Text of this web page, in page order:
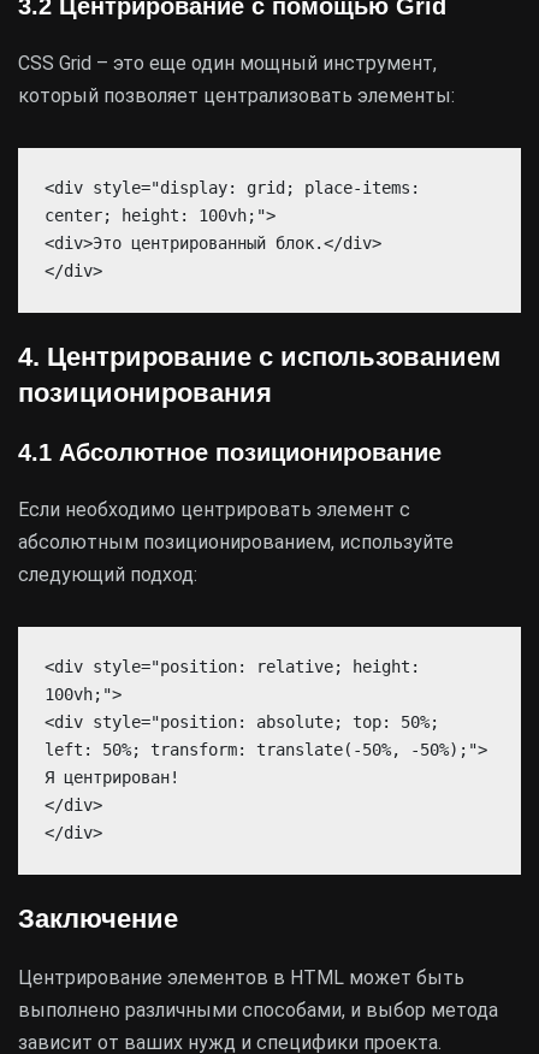
3.2 Центрирование с помощью Grid
CSS Grid – это еще один мощный инструмент,
который позволяет централизовать элементы:
<div style="display: grid; place-items:
center; height: 100vh;">
<div>Это центрированный блок.</div>
</div>
4. Центрирование с использованием
позиционирования
4.1 Абсолютное позиционирование
Если необходимо центрировать элемент с
абсолютным позиционированием, используйте
следующий подход:
<div style="position: relative; height:
100vh;">
<div style="position: absolute; top: 50%;
left: 50%; transform: translate(-50%, -50%);">
Я центрирован!
</div>
</div>
Заключение
Центрирование элементов в HTML может быть
выполнено различными способами, и выбор метода
зависит от ваших нужд и специфики проекта.